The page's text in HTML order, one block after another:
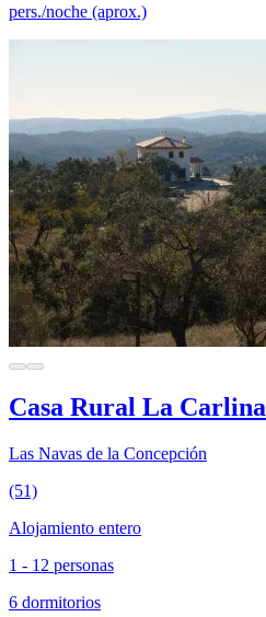
pers./noche (aprox.)
Casa Rural La Carlina
Las Navas de la Concepción
(51)
Alojamiento entero
1 - 12 personas
6 dormitorios